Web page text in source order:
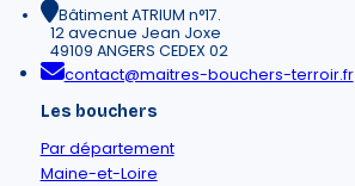
Bâtiment ATRIUM n°17.
12 avecnue Jean Joxe
49109 ANGERS CEDEX 02
contact@maitres-bouchers-terroir.fr
Les bouchers
Par département
Maine-et-Loire